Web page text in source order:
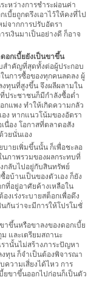
หว่างการชำระผ่อนค่า
บี้ยถูกตรึงเอาไว้ให้คงที่ไป
จากการปรับอัตรา
เงินมาเป็นอย่างดี ก็อาจ
อกเบี้ยยังเป็นขาขึ้น
สำคัญที่สุดทั้งต่อผู้ประกอบ
นการซื้อของทุกคนลดลง ผู้
งทุนที่สูงขึ้น จึงผลีผลามใน
ประชาชนก็มีกำลังซื้อต่ำ
กแพง ทำให้เกิดความกลัว
อง หากแนวโน้มของอัตรา
นื่อง โอกาสที่ตลาดอสัง
ยนั่นเอง
บายเพิ่มขึ้นนั้น ก็เพื่อชะลอ
ภาพรวมของผลกระทบที่
กลับไปอยู่กับสินทรัพย์
บ้านเป็นของตัวเอง ก็ยัง
ที่อยู่อาศัยค้างเหลือใน
งเร่งระบายสต็อกเพื่อดึง
กันว่าจะมีการให้โปรโมชั่
าขึ้นหรือขาลงของดอกเบี้ย
และเตรียมสถานะ
รานั้นไม่สร้างภาระปัญหา
งทุน ก็จำเป็นต้องพิจารณา
ความเสี่ยงได้ไหว การ
ยขาขึ้นออกไปก่อนก็เป็นตัว